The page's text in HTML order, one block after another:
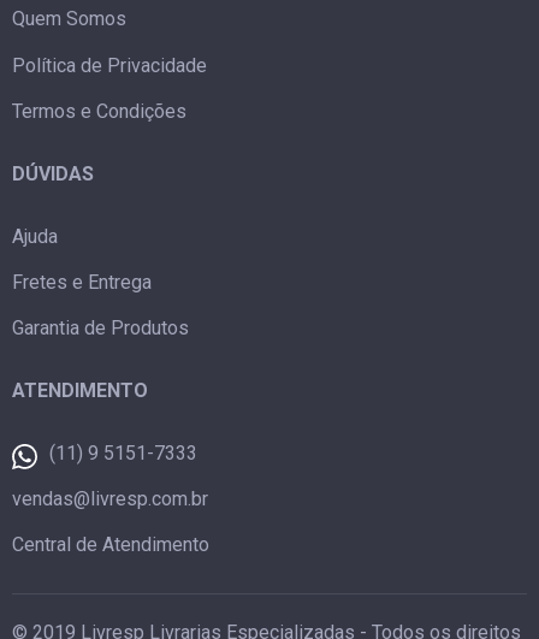
Quem Somos
Política de Privacidade
Termos e Condições
DÚVIDAS
Ajuda
Fretes e Entrega
Garantia de Produtos
ATENDIMENTO
(11) 9 5151-7333
vendas@livresp.com.br
Central de Atendimento
© 2019 Livresp Livrarias Especializadas - Todos os direitos